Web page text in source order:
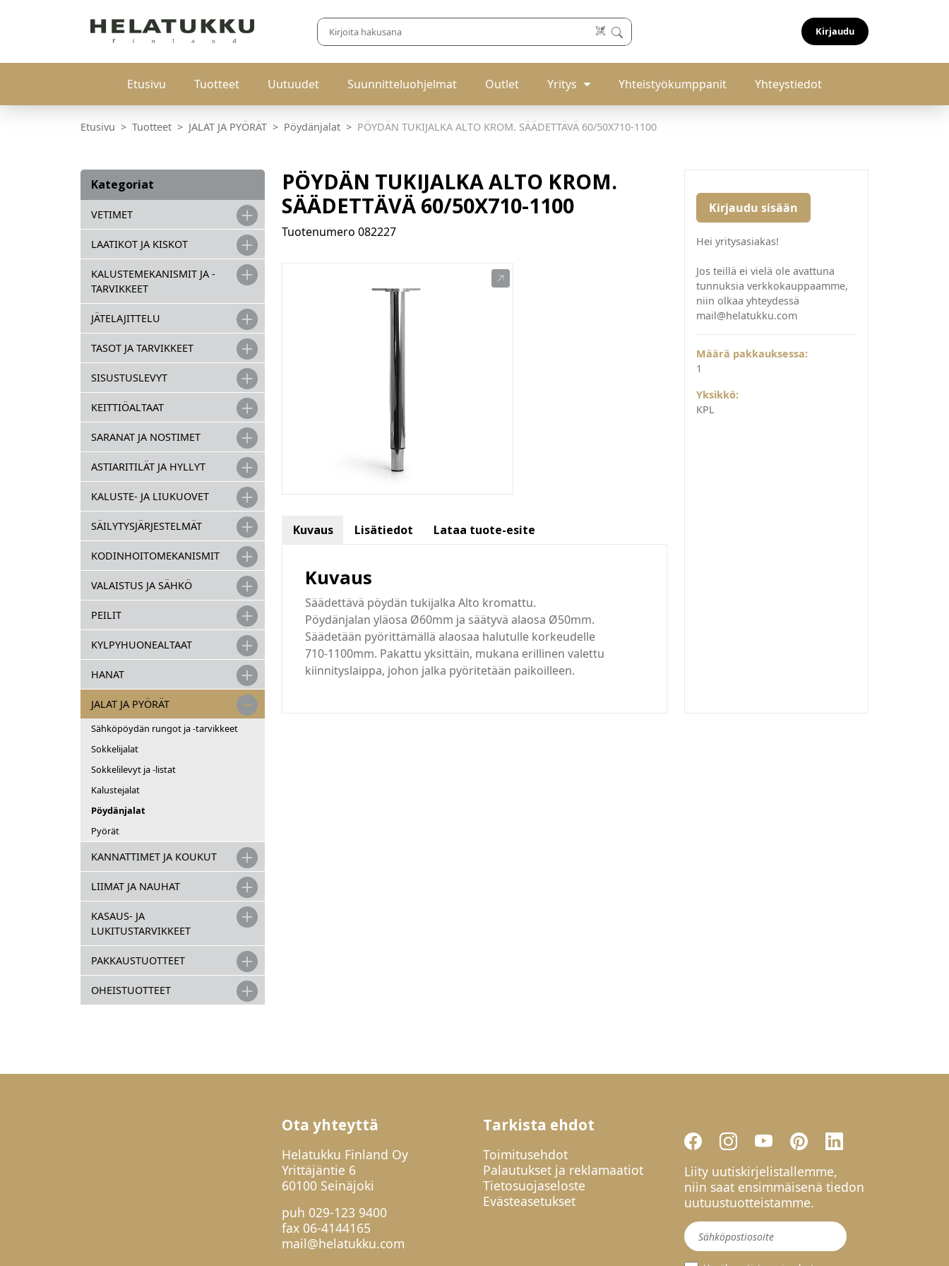
Kirjaudu
Etusivu Tuotteet Uutuudet Suunnitteluohjelmat Outlet Yritys Yhteistyökumppanit Yhteystiedot
Etusivu Tuotteet JALAT JA PYÖRÄT Pöydänjalat PÖYDÄN TUKIJALKA ALTO KROM. SÄÄDETTÄVÄ 60/50X710-1100
Kategoriat
VETIMET
LAATIKOT JA KISKOT
KALUSTEMEKANISMIT JA -
TARVIKKEET
JÄTELAJITTELU
TASOT JA TARVIKKEET
SISUSTUSLEVYT
KEITTIÖALTAAT
SARANAT JA NOSTIMET
ASTIARITILÄT JA HYLLYT
KALUSTE- JA LIUKUOVET
SÄILYTYSJÄRJESTELMÄT
KODINHOITOMEKANISMIT
VALAISTUS JA SÄHKÖ
PEILIT
KYLPYHUONEALTAAT
HANAT
JALAT JA PYÖRÄT
Sähköpöydän rungot ja -tarvikkeet
Sokkelijalat
Sokkelilevyt ja -listat
Kalustejalat
Pöydänjalat
Pyörät
KANNATTIMET JA KOUKUT
LIIMAT JA NAUHAT
KASAUS- JA
LUKITUSTARVIKKEET
PAKKAUSTUOTTEET
OHEISTUOTTEET
PÖYDÄN TUKIJALKA ALTO KROM.
SÄÄDETTÄVÄ 60/50X710-1100
Tuotenumero 082227
Kuvaus Lisätiedot Lataa tuote-esite
Kuvaus
Säädettävä pöydän tukijalka Alto kromattu.
Pöydänjalan yläosa Ø60mm ja säätyvä alaosa Ø50mm.
Säädetään pyörittämällä alaosaa halutulle korkeudelle
710-1100mm. Pakattu yksittäin, mukana erillinen valettu
kiinnityslaippa, johon jalka pyöritetään paikoilleen.
Kirjaudu sisään
Hei yritysasiakas!
Jos teillä ei vielä ole avattuna
tunnuksia verkkokauppaamme,
niin olkaa yhteydessä
mail@helatukku.com
Määrä pakkauksessa:
1
Yksikkö:
KPL
Ota yhteyttä
Helatukku Finland Oy
Yrittäjäntie 6
60100 Seinäjoki
puh 029-123 9400
fax 06-4144165
mail@helatukku.com
Tarkista ehdot
Toimitusehdot
Palautukset ja reklamaatiot
Tietosuojaseloste
Evästeasetukset
Liity uutiskirjelistallemme,
niin saat ensimmäisenä tiedon
uutuustuotteistamme.
Uutiskirje